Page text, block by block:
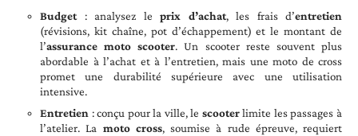
Budget: analysez le prix d’achat, les frais d’entretien
(révisions, kit chaîne, pot d’échappement) et le montant de
l’assurance moto scooter. Un scooter reste souvent plus
abordable à l’achat et à l’entretien, mais une moto de cross
promet une durabilité supérieure avec une utilisation
intensive.
Entretien : conçu pour la ville, le scooterlimite les passages à
l’atelier. La moto cross, soumise à rude épreuve, requiert